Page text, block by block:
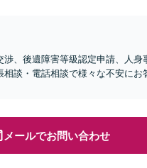
、後遺障害等級認定申請、人身
談・電話相談で様々な不安にお
メールでお問い合わせ